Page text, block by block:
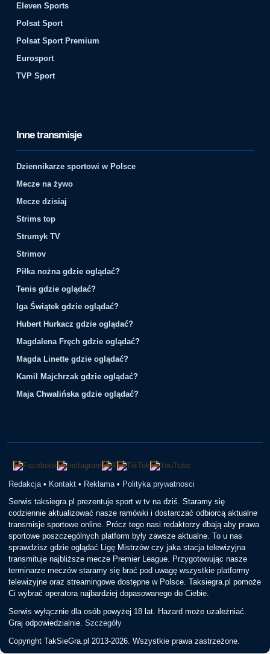
Eleven Sports
Polsat Sport
Polsat Sport Premium
Eurosport
TVP Sport
Inne transmisje
Dziennikarze sportowi w Polsce
Mecze na żywo
Mecze dzisiaj
Strims top
Strumyk TV
Strimov
Piłka nożna gdzie oglądać?
Tenis gdzie oglądać?
Iga Świątek gdzie oglądać?
Hubert Hurkacz gdzie oglądać?
Magdalena Fręch gdzie oglądać?
Magda Linette gdzie oglądać?
Kamil Majchrzak gdzie oglądać?
Maja Chwalińska gdzie oglądać?
Redakcja • Kontakt • Reklama • Polityka prywatnosci
Serwis taksiegra.pl prezentuje sport w tv na dziś. Staramy się
codziennie aktualizować nasze ramówki i dostarczać odbiorcą aktualne
transmisje sportowe online. Prócz tego nasi redaktorzy dbają aby prawa
sportowe poszczególnych platform były zawsze aktualne. To u nas
sprawdzisz gdzie oglądać Ligę Mistrzów czy jaka stacja telewizyjna
transmituje najbliższe mecze Premier League. Przygotowując nasze
terminarze meczów staramy się brać pod uwagę wszystkie platformy
telewizyjne oraz streamingowe dostępne w Polsce. Taksiegra.pl pomoże
Ci wybrać operatora najbardziej dopasowanego do Ciebie.
Serwis wyłącznie dla osób powyżej 18 lat. Hazard może uzależniać.
Graj odpowiedzialnie.Szczegóły
Copyright TakSieGra.pl 2013-2026. Wszystkie prawa zastrzeżone.